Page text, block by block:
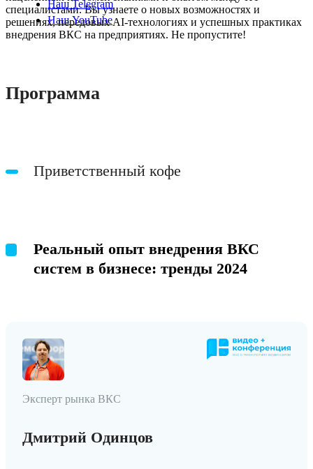
Наш Telegram
Наш YouTube
специалистами. Вы узнаете о новых возможностях и
решениях, передовых AI-технологиях и успешных практиках
внедрения ВКС на предприятиях. Не пропустите!
Программа
Приветственный кофе
Реальный опыт внедрения ВКС
систем в бизнесе: тренды 2024
Эксперт рынка ВКС
Дмитрий Одинцов